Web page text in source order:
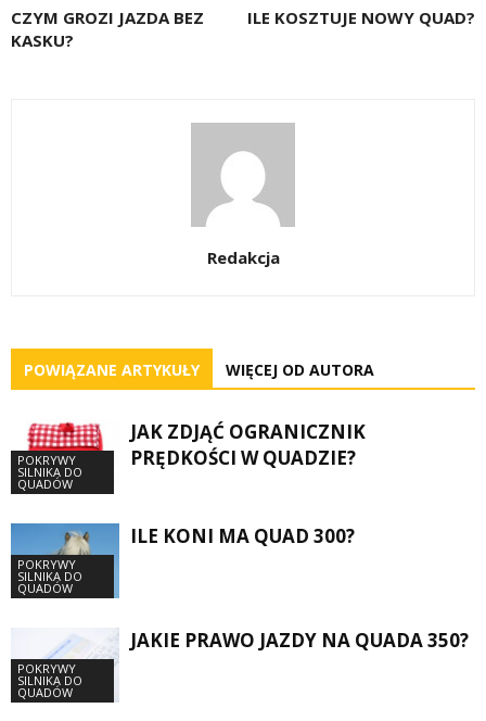
CZYM GROZI JAZDA BEZ
KASKU?
ILE KOSZTUJE NOWY QUAD?
Redakcja
POWIĄZANE ARTYKUŁY WIĘCEJ OD AUTORA
POKRYWY
SILNIKA DO
QUADÓW
JAK ZDJĄĆ OGRANICZNIK
PRĘDKOŚCI W QUADZIE?
POKRYWY
SILNIKA DO
QUADÓW
ILE KONI MA QUAD 300?
POKRYWY
SILNIKA DO
QUADÓW
JAKIE PRAWO JAZDY NA QUADA 350?